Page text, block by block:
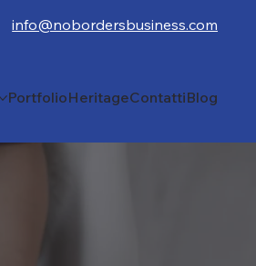
info@nobordersbusiness.com
PortfolioHeritageContattiBlog